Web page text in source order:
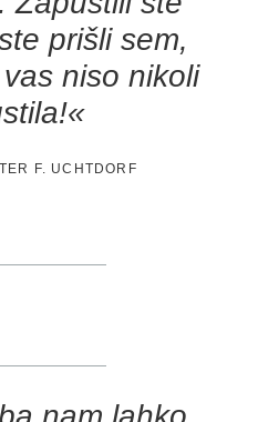
prišli sem,
niso nikoli
F. UCHTDORF